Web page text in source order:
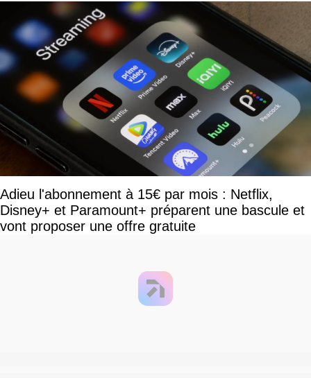
Adieu l'abonnement à 15€ par mois : Netflix,
Disney+ et Paramount+ préparent une bascule et
vont proposer une offre gratuite